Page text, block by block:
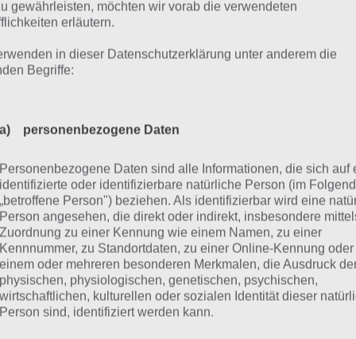
des Spiels ist als Durchschnittlich anzusehen. Klar
bei einem Social Media Aufbauspiel an, jedoch
anspruchsvollere Spiele als es City Island ist.
sind teilweise liebevoll gestaltet worden und
Fazit: Gutes, klassisches
schlechtes lässt sich über die Spiele App City Island
auch durchaus positiv ausfällt. “Leider” wollen die
Island echtes Geld verdienen, sodass man ihnen einige
gewährleisten, möchten wir vorab die verwendeten
erläutern.
in dieser Datenschutzerklärung unter anderem die
Begriffe:
a) personenbezogene Daten
Personenbezogene Daten sind alle Informationen, die sich auf
identifizierte oder identifizierbare natürliche Person (im
„betroffene Person") beziehen. Als identifizierbar wird eine
Person angesehen, die direkt oder indirekt, insbesondere
Zuordnung zu einer Kennung wie einem Namen, zu einer
Kennnummer, zu Standortdaten, zu einer Online-Kennung oder
einem oder mehreren besonderen Merkmalen, die Ausdruck
physischen, physiologischen, genetischen, psychischen,
wirtschaftlichen, kulturellen oder sozialen Identität dieser
Person sind, identifiziert werden kann.